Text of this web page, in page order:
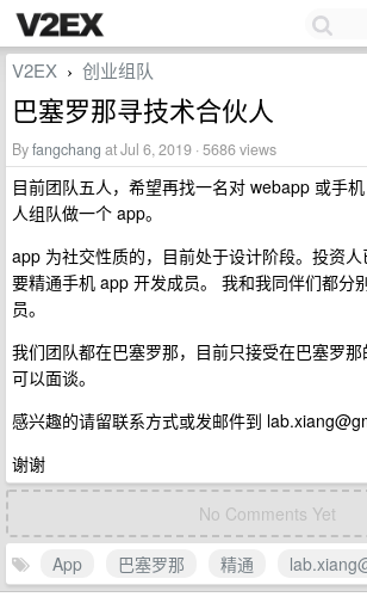
V2EX › 创业组队
巴塞罗那寻技术合伙人
Byfangchang at Jul 6, 2019 · 5686 views
目前团队五人，希望再找一名对 webapp 或手
人组队做一个 app。
app 为社交性质的，目前处于设计阶段。投资
要精通手机 app 开发成员。 我和我同伴们都分
员。
我们团队都在巴塞罗那，目前只接受在巴塞罗
可以面谈。
感兴趣的请留联系方式或发邮件到
谢谢
No Comments Yet
App 巴塞罗那 精通